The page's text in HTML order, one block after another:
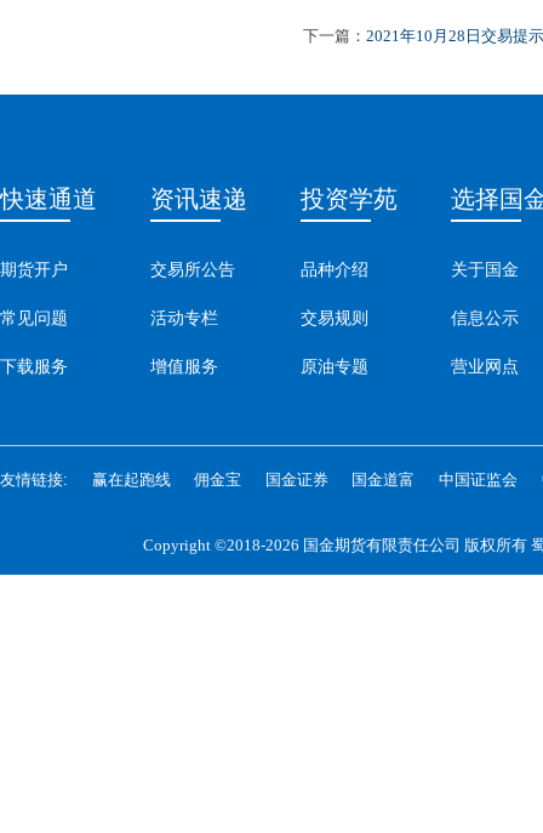
下一篇： 2021年10月28日交易提示
快速通道
期货开户
常见问题
下载服务
资讯速递
交易所公告
活动专栏
增值服务
投资学苑
品种介绍
交易规则
原油专题
选择国
关于国金
信息公示
营业网点
友情链接: 赢在起跑线 佣金宝 国金证券 国金道富 中国证监会
Copyright ©2018-2026 国金期货有限责任公司 版权所有